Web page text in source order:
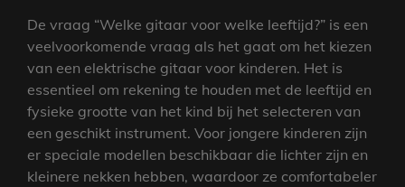
De vraag “Welke gitaar voor welke leeftijd?” is een
veelvoorkomende vraag als het gaat om het kiezen
van een elektrische gitaar voor kinderen. Het is
essentieel om rekening te houden met de leeftijd en
fysieke grootte van het kind bij het selecteren van
een geschikt instrument. Voor jongere kinderen zijn
er speciale modellen beschikbaar die lichter zijn en
kleinere nekken hebben, waardoor ze comfortabeler